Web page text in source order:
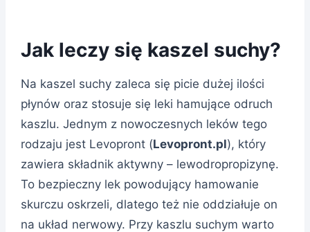
Jak leczy się kaszel suchy?
Na kaszel suchy zaleca się picie dużej ilości
płynów oraz stosuje się leki hamujące odruch
kaszlu. Jednym z nowoczesnych leków tego
rodzaju jest Levopront (Levopront.pl), który
zawiera składnik aktywny – lewodropropizynę.
To bezpieczny lek powodujący hamowanie
skurczu oskrzeli, dlatego też nie oddziałuje on
na układ nerwowy. Przy kaszlu suchym warto